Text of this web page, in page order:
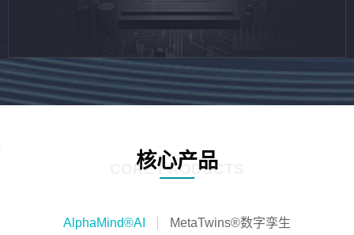
核心产品
CORE PRODUCTS
AlphaMind®AI MetaTwins®数字孪生